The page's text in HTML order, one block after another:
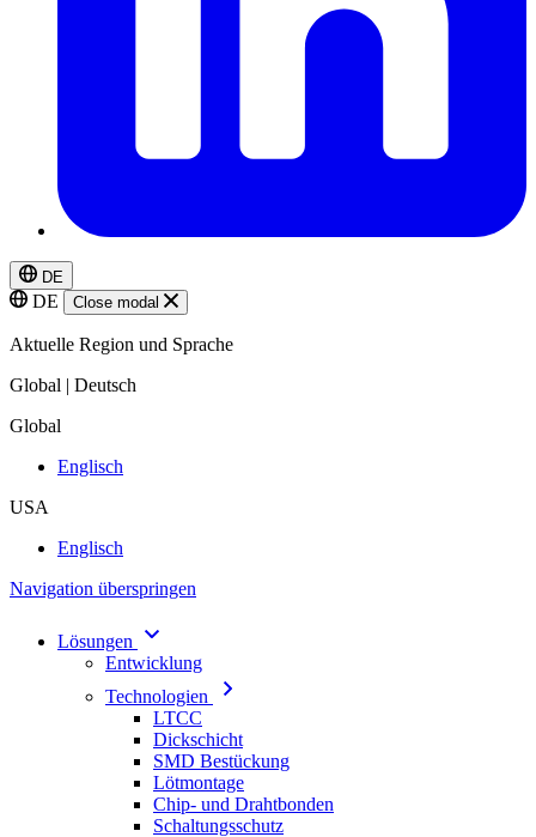
DE
DE Close modal
Aktuelle Region und Sprache
Global | Deutsch
Global
Englisch
USA
Englisch
Navigation überspringen
Lösungen
Entwicklung
Technologien
LTCC
Dickschicht
SMD Bestückung
Lötmontage
Chip- und Drahtbonden
Schaltungsschutz